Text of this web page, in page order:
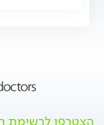
הצטרפו לרשימת